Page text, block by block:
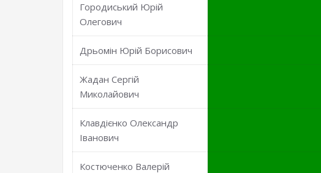
Городиський Юрій
Олегович
Дрьомін Юрій Борисович
Жадан Сергій
Миколайович
Клавдієнко Олександр
Іванович
Костюченко Валерій